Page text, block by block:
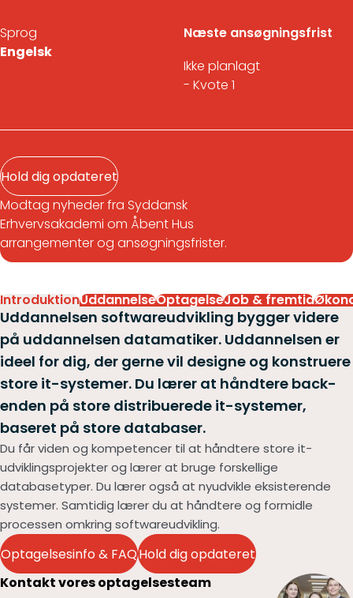
Sprog
Engelsk
Næste ansøgningsfrist
Ikke planlagt
- Kvote 1
Hold dig opdateret
Modtag nyheder fra Syddansk
Erhvervsakademi om Åbent Hus
arrangementer og ansøgningsfrister.
IntroduktionUddannelseOptagelseJob & fremtid
Uddannelsen softwareudvikling bygger videre
på uddannelsen datamatiker. Uddannelsen er
ideel for dig, der gerne vil designe og konstruere
store it-systemer. Du lærer at håndtere back-
enden på store distribuerede it-systemer,
baseret på store databaser.
Du får viden og kompetencer til at håndtere store it-
udviklingsprojekter og lærer at bruge forskellige
databasetyper. Du lærer også at nyudvikle eksisterende
systemer. Samtidig lærer du at håndtere og formidle
processen omkring softwareudvikling.
Optagelsesinfo & FAQHold dig opdateret
Kontakt vores optagelsesteam